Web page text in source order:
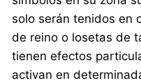
solo serán tenidos en
de reino o losetas de
tienen efectos
activan en